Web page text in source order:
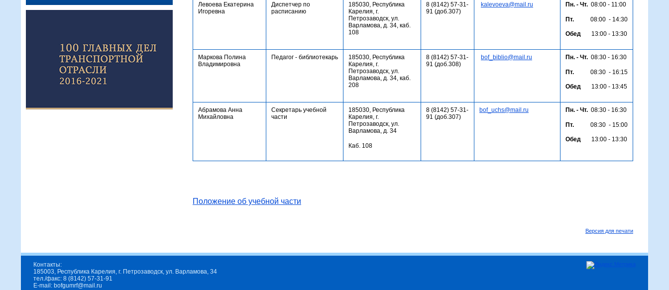
Левоева Екатерина
Игоревна
Диспетчер по
расписанию
185030, Республика
Карелия, г.
Петрозаводск, ул.
Варламова, д. 34, каб.
108
8 (8142) 57-31-
91 (доб.307)
kalevoeva@mail.ru Пн. - Чт. 08:00 - 11:00
Пт. 08:00 - 14:30
Обед 13:00 - 13:30
Маркова Полина
Владимировна
Педагог - библиотекарь
185030, Республика
Карелия, г.
Петрозаводск, ул.
Варламова, д. 34, каб.
208
8 (8142) 57-31-
91 (доб.308)
bof_biblio@mail.ru Пн. - Чт. 08:30 - 16:30
Пт. 08:30 - 16:15
Обед 13:00 - 13:45
Абрамова Анна
Михайловна
Секретарь учебной
части
185030, Республика
Карелия, г.
Петрозаводск, ул.
Варламова, д. 34
Каб. 108
8 (8142) 57-31-
91 (доб.307)
bof_uchs@mail.ru Пн. - Чт. 08:30 - 16:30
Пт. 08:30 - 15:00
Обед 13:00 - 13:30
Положение об учебной части
Версия для печати
Контакты:
185003, Республика Карелия, г. Петрозаводск, ул. Варламова, 34
тел./факс: 8 (8142) 57-31-91
E-mail: bofgumrf@mail.ru